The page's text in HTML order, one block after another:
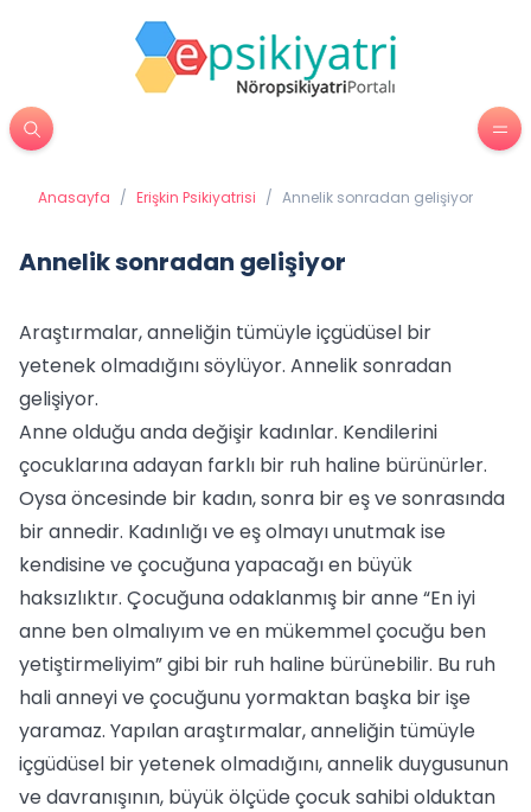
Anasayfa / Erişkin Psikiyatrisi / Annelik sonradan gelişiyor
Annelik sonradan gelişiyor
Araştırmalar, anneliğin tümüyle içgüdüsel bir
yetenek olmadığını söylüyor. Annelik sonradan
gelişiyor.
Anne olduğu anda değişir kadınlar. Kendilerini
çocuklarına adayan farklı bir ruh haline bürünürler.
Oysa öncesinde bir kadın, sonra bir eş ve sonrasında
bir annedir. Kadınlığı ve eş olmayı unutmak ise
kendisine ve çocuğuna yapacağı en büyük
haksızlıktır. Çocuğuna odaklanmış bir anne “En iyi
anne ben olmalıyım ve en mükemmel çocuğu ben
yetiştirmeliyim” gibi bir ruh haline bürünebilir. Bu ruh
hali anneyi ve çocuğunu yormaktan başka bir işe
yaramaz. Yapılan araştırmalar, anneliğin tümüyle
içgüdüsel bir yetenek olmadığını, annelik duygusunun
ve davranışının, büyük ölçüde çocuk sahibi olduktan